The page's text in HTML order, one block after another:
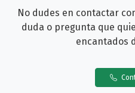
No dudes en contactar
duda o pregunta que
encantados